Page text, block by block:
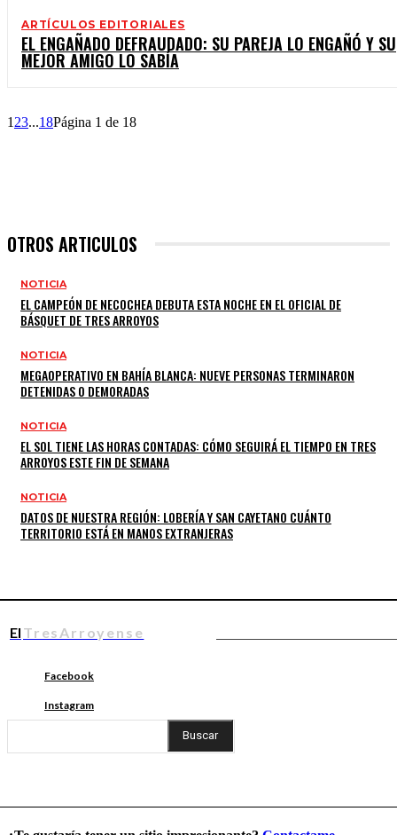
ARTÍCULOS EDITORIALES
EL ENGAÑADO DEFRAUDADO: SU PAREJA LO ENGAÑÓ Y SU
MEJOR AMIGO LO SABÍA
1 23...18Página 1 de 18
OTROS ARTICULOS
NOTICIA
EL CAMPEÓN DE NECOCHEA DEBUTA ESTA NOCHE EN EL OFICIAL DE
BÁSQUET DE TRES ARROYOS
NOTICIA
MEGAOPERATIVO EN BAHÍA BLANCA: NUEVE PERSONAS TERMINARON
DETENIDAS O DEMORADAS
NOTICIA
EL SOL TIENE LAS HORAS CONTADAS: CÓMO SEGUIRÁ EL TIEMPO EN TRES
ARROYOS ESTE FIN DE SEMANA
NOTICIA
DATOS DE NUESTRA REGIÓN: LOBERÍA Y SAN CAYETANO CUÁNTO
TERRITORIO ESTÁ EN MANOS EXTRANJERAS
El TresArroyense
Facebook
Instagram
Buscar